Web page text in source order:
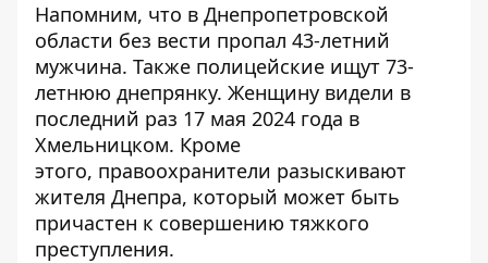
Напомним, что в Днепропетровской
области без вести пропал 43-летний
мужчина. Также полицейские ищут 73-
летнюю днепрянку. Женщину видели в
последний раз 17 мая 2024 года в
Хмельницком. Кроме
этого, правоохранители разыскивают
жителя Днепра, который может быть
причастен к совершению тяжкого
преступления.